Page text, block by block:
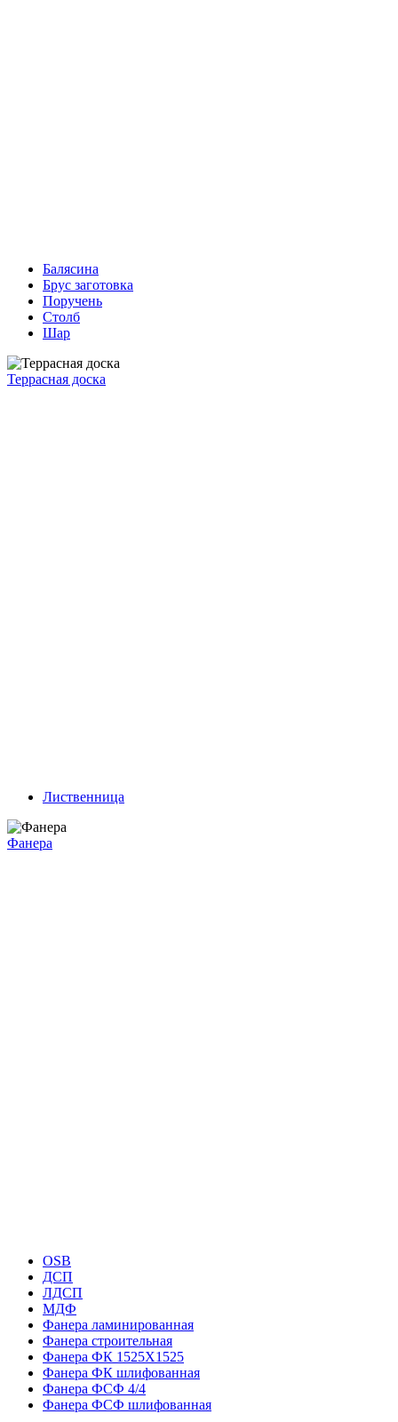
Балясина
Брус заготовка
Поручень
Столб
Шар
Террасная доска
Лиственница
Фанера
OSB
ДСП
ЛДСП
МДФ
Фанера ламинированная
Фанера строительная
Фанера ФК 1525Х1525
Фанера ФК шлифованная
Фанера ФСФ 4/4
Фанера ФСФ шлифованная